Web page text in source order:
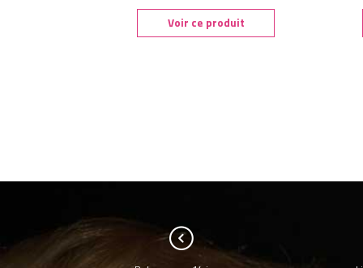
Voir ce produit